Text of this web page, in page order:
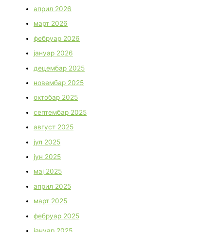
април 2026
март 2026
фебруар 2026
јануар 2026
децембар 2025
новембар 2025
октобар 2025
септембар 2025
август 2025
јул 2025
јун 2025
мај 2025
април 2025
март 2025
фебруар 2025